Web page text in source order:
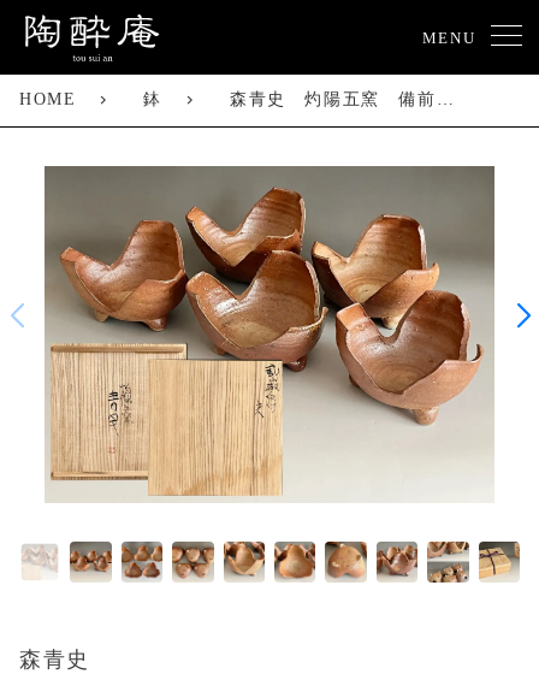
MENU
HOME 鉢 森青史 灼陽五窯 備前 割山椒 足付 向付 五客 小鉢 懐石 会席 和食器
森青史